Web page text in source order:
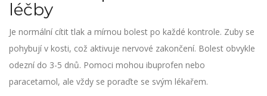
léčby
Je normální cítit tlak a mírnou bolest po každé kontrole. Zuby se
pohybují v kosti, což aktivuje nervové zakončení. Bolest obvykle
odezní do 3-5 dnů. Pomoci mohou ibuprofen nebo
paracetamol, ale vždy se poraďte se svým lékařem.